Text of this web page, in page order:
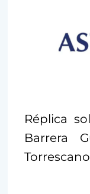
Réplica
Barrera
Torrescano